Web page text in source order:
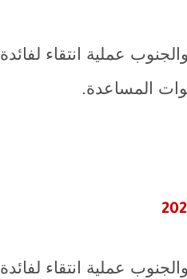
عملية انتقاء لفائدة
المساعدة.
عملية انتقاء لفائدة